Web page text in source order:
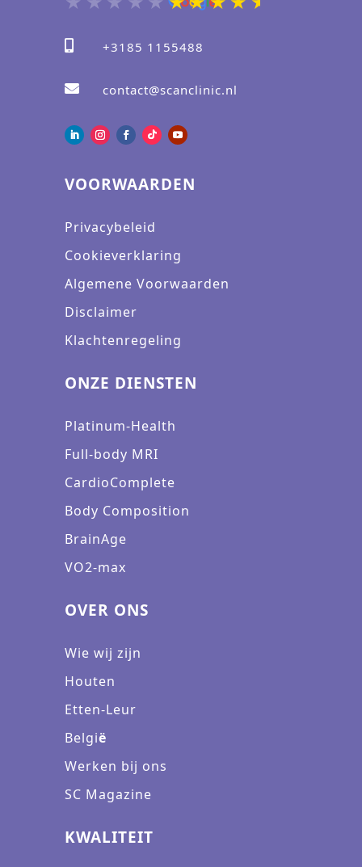
+3185 1155488
 contact@scanclinic.nl
VOORWAARDEN
Privacybeleid
Cookieverklaring
Algemene Voorwaarden
Disclaimer
Klachtenregeling
ONZE DIENSTEN
Platinum-Health
Full-body MRI
CardioComplete
Body Composition
BrainAge
VO2-max
OVER ONS
Wie wij zijn
Houten
Etten-Leur
België
Werken bij ons
SC Magazine
KWALITEIT